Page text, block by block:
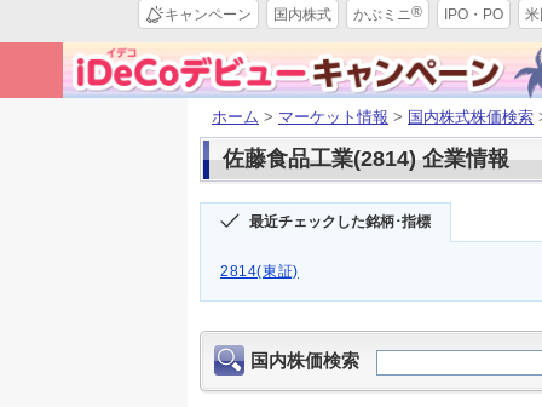
キャンペーン 国内株式 かぶミニ® IPO・PO
ホーム > マーケット情報 > 国内株式株価検索
佐藤食品工業(2814) 企業情報
最近チェックした銘柄･指標
2814(東証)